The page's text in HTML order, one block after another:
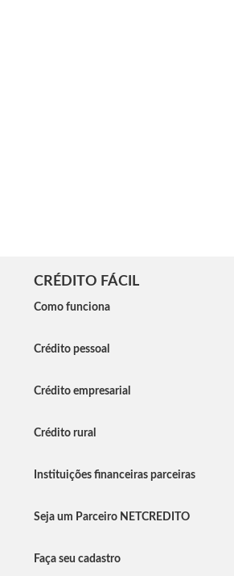
CRÉDITO FÁCIL
Como funciona
Crédito pessoal
Crédito empresarial
Crédito rural
Instituições financeiras parceiras
Seja um Parceiro NETCREDITO
Faça seu cadastro